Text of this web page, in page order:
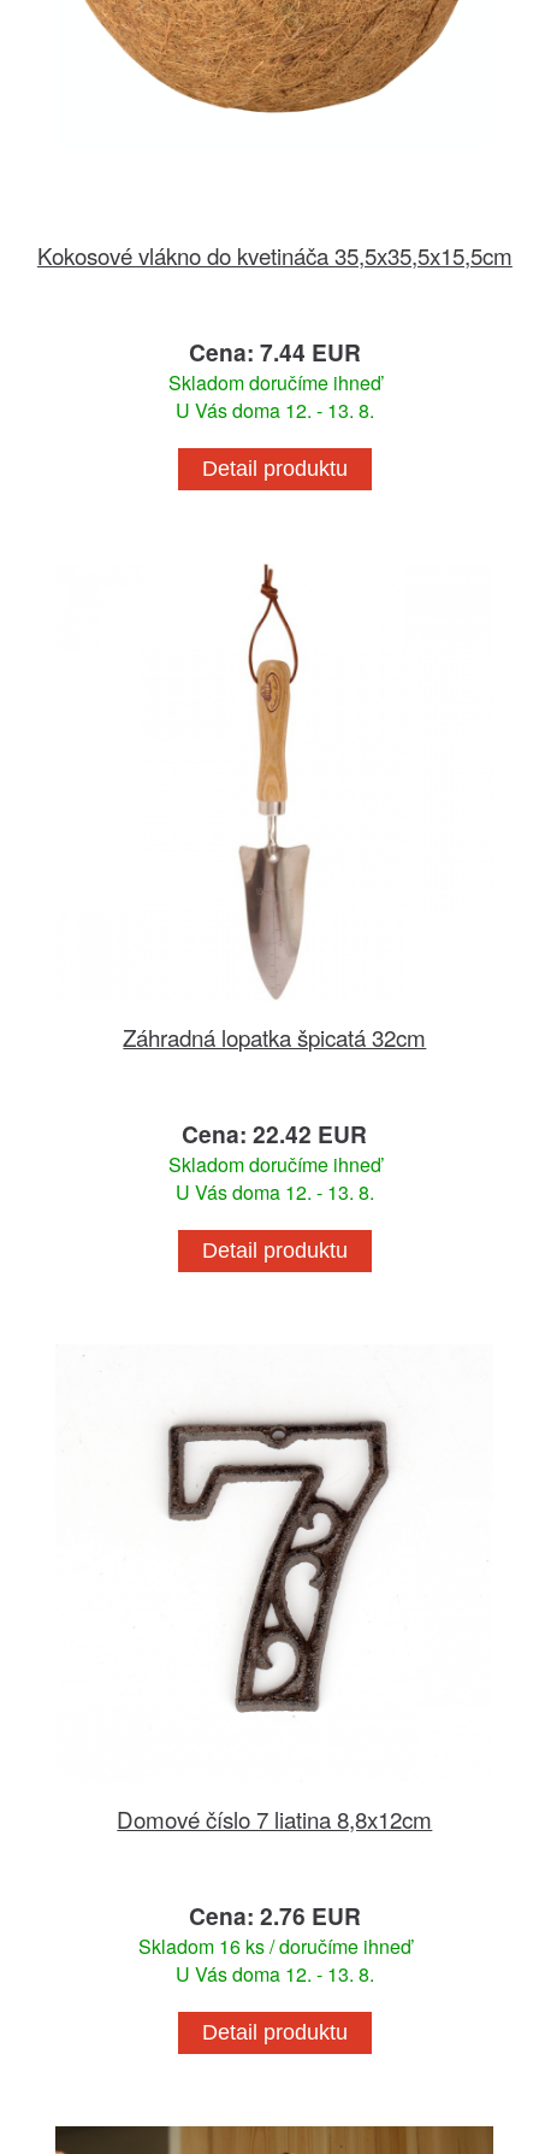
Kokosové vlákno do kvetináča 35,5x35,5x15,5cm
Cena: 7.44 EUR
Skladom doručíme ihneď
U Vás doma 12. - 13. 8.
Detail produktu
Záhradná lopatka špicatá 32cm
Cena: 22.42 EUR
Skladom doručíme ihneď
U Vás doma 12. - 13. 8.
Detail produktu
Domové číslo 7 liatina 8,8x12cm
Cena: 2.76 EUR
Skladom 16 ks / doručíme ihneď
U Vás doma 12. - 13. 8.
Detail produktu